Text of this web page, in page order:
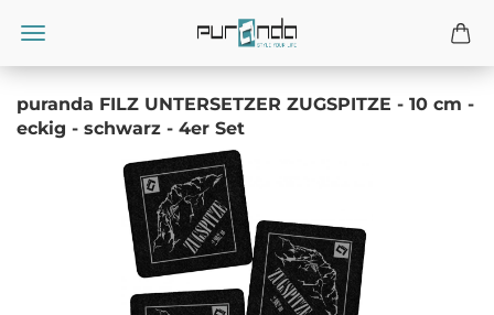
puranda FILZ UNTERSETZER ZUGSPITZE - 10 cm -
eckig - schwarz - 4er Set